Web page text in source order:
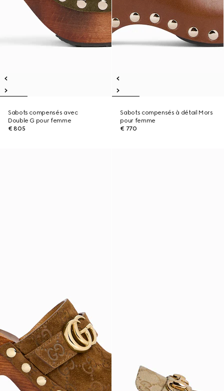
Sabots compensés avec
Double G pour femme
€ 805
Sabots compensés à détail Mors
pour femme
€ 770